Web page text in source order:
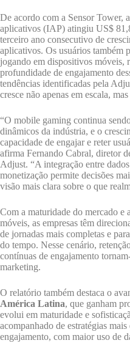
De acordo com a Sensor Tower,
aplicativos (IAP) atingiu US$
terceiro ano consecutivo de
aplicativos. Os usuários também
jogando em dispositivos móveis,
profundidade de engajamento
tendências identificadas pela
cresce não apenas em escala,
“O mobile gaming continua
dinâmicos da indústria, e o
capacidade de engajar e reter
afirma Fernando Cabral, diretor
Adjust. “A integração entre
monetização permite decisões
visão mais clara sobre o que
Com a maturidade do mercado e
móveis, as empresas têm
de jornadas mais completas e
do tempo. Nesse cenário,
contínuas de engajamento
marketing.
O relatório também destaca o
América Latina, que ganham
evolui em maturidade e
acompanhado de estratégias
engajamento, com maior uso de